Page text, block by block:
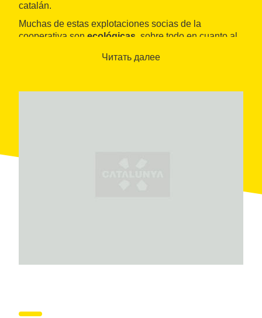
catalán.
Muchas de estas explotaciones socias de la
cooperativa son ecológicas , sobre todo en cuanto al
razas autóctonas y la adaptación al medio del Pallars.
Читать далее